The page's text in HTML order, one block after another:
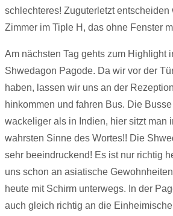
schlechteres! Zuguterletzt entscheiden
Zimmer im Tiple H, das ohne Fenster
Am nächsten Tag gehts zum Highlight
Shwedagon Pagode. Da wir vor der
haben, lassen wir uns an der
hinkommen und fahren Bus. Die
wackeliger als in Indien, hier sitzt man
wahrsten Sinne des Wortes!! Die
sehr beeindruckend! Es ist nur richtig
uns schon an asiatische
heute mit Schirm unterwegs. In der
auch gleich richtig an die